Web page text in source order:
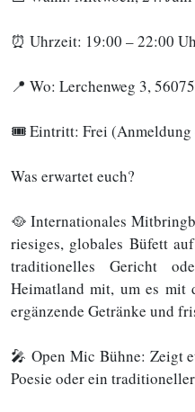
⏰ Uhrzeit: 19:00 – 22:00
📍 Wo: Lerchenweg 3,
🎟️ Eintritt: Frei (Anmeldung
Was erwartet euch?
🥘 Internationales
riesiges, globales Büfett
traditionelles Gericht
Heimatland mit, um es mit
ergänzende Getränke und
🎤 Open Mic Bühne: Zeigt
Poesie oder ein